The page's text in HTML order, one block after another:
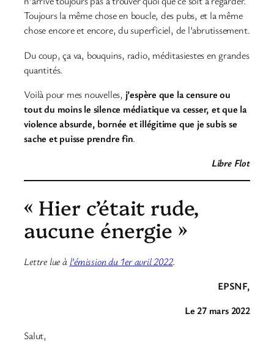
Toujours la même chose en boucle, des pubs, et la même
chose encore et encore, du superficiel, de l’abrutissement.
Du coup, ça va, bouquins, radio, méditasiestes en grandes
quantités.
Voilà pour mes nouvelles, j’espère que la censure ou
tout du moins le silence médiatique va cesser, et que la
violence absurde, bornée et illégitime que je subis se
sache et puisse prendre fin.
Libre Flot
« Hier c’était rude,
aucune énergie »
Lettre lue à l’émission du 1er avril 2022.
EPSNF,
Le 27 mars 2022
Salut,